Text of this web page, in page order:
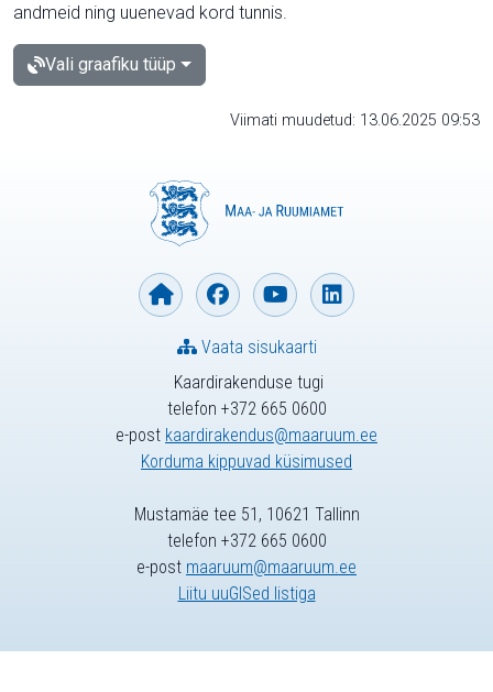
andmeid ning uuenevad kord tunnis.
Vali graafiku tüüp
Viimati muudetud: 13.06.2025 09:53
Kaardirakenduse tugi
telefon +372 665 0600
e-post kaardirakendus@maaruum.ee
Korduma kippuvad küsimused
Vaata sisukaarti
Mustamäe tee 51, 10621 Tallinn
telefon +372 665 0600
e-post maaruum@maaruum.ee
Liitu uuGISed listiga